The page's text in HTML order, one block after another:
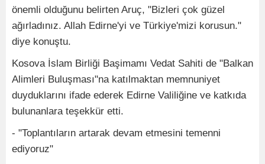
önemli olduğunu belirten Aruç, "Bizleri çok güzel
ağırladınız. Allah Edirne'yi ve Türkiye'mizi korusun."
diye konuştu.
Kosova İslam Birliği Başimamı Vedat Sahiti de "Balkan
Alimleri Buluşması"na katılmaktan memnuniyet
duyduklarını ifade ederek Edirne Valiliğine ve katkıda
bulunanlara teşekkür etti.
- "Toplantıların artarak devam etmesini temenni
ediyoruz"